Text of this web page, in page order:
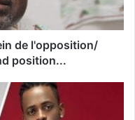
de l'opposition/
position...